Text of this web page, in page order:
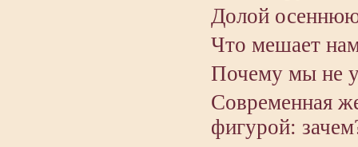
Долой
Что мешает
Почему мы не
Современная
фигурой: